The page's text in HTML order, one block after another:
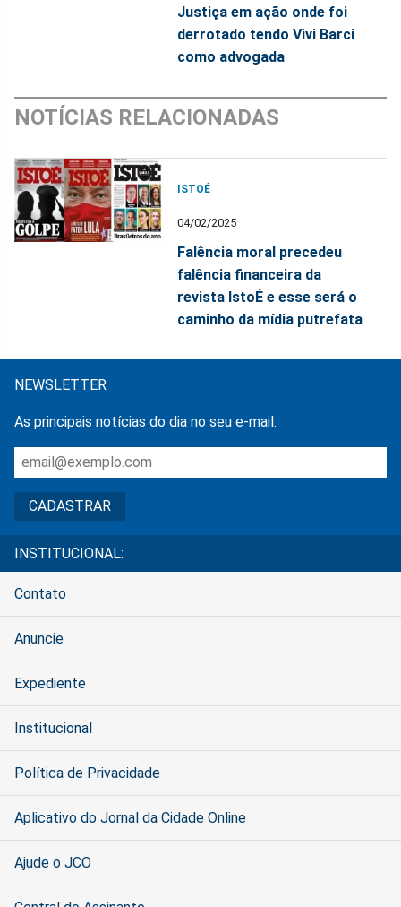
Justiça em ação onde foi
derrotado tendo Vivi Barci
como advogada
NOTÍCIAS RELACIONADAS
ISTOÉ
04/02/2025
Falência moral precedeu
falência financeira da
revista IstoÉ e esse será o
caminho da mídia putrefata
NEWSLETTER
As principais notícias do dia no seu e-mail.
INSTITUCIONAL:
Contato
Anuncie
Expediente
Institucional
Política de Privacidade
Aplicativo do Jornal da Cidade Online
Ajude o JCO